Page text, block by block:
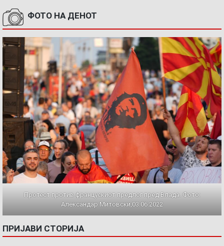
ФОТО НА ДЕНОТ
Протест против францускиот предлог пред Влада. Фото:
Александар Митовски,03.06.2022
ПРИЈАВИ СТОРИЈА